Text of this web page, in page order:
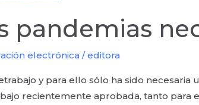
pandemias
electrónica /editora
y para ello sólo ha sido
recientemente aprobada, tanto para